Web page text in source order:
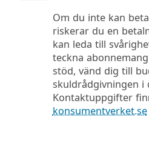
Om du inte kan
riskerar du en
kan leda till
teckna
stöd, vänd dig till
skuldrådgivningen i
Kontaktuppgifter
konsumentverket.se